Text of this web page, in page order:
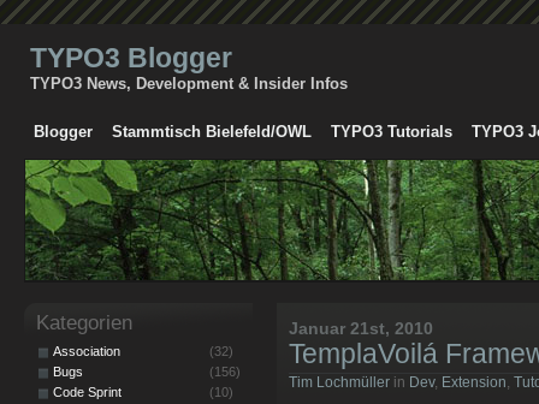
TYPO3 Blogger
TYPO3 News, Development & Insider Infos
Blogger Stammtisch Bielefeld/OWL TYPO3 Tutorials TYPO3
Januar 21st, 2010
TemplaVoilá
Tim Lochmüller in Dev, Extension,
Kategorien
Association
(32)
Bugs
(156)
Code Sprint
(10)